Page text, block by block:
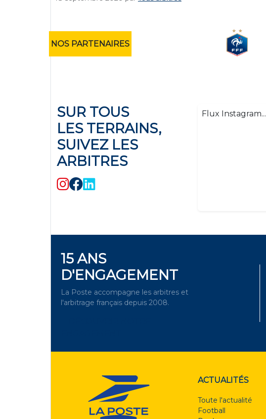
NOS PARTENAIRES
SUR TOUS
LES TERRAINS,
SUIVEZ LES
ARBITRES
Flux Instagram...
15 ANS
D'ENGAGEMENT
La Poste accompagne les arbitres et
l'arbitrage français depuis 2008.
ACTUALITÉS
Toute l'actualité
Football